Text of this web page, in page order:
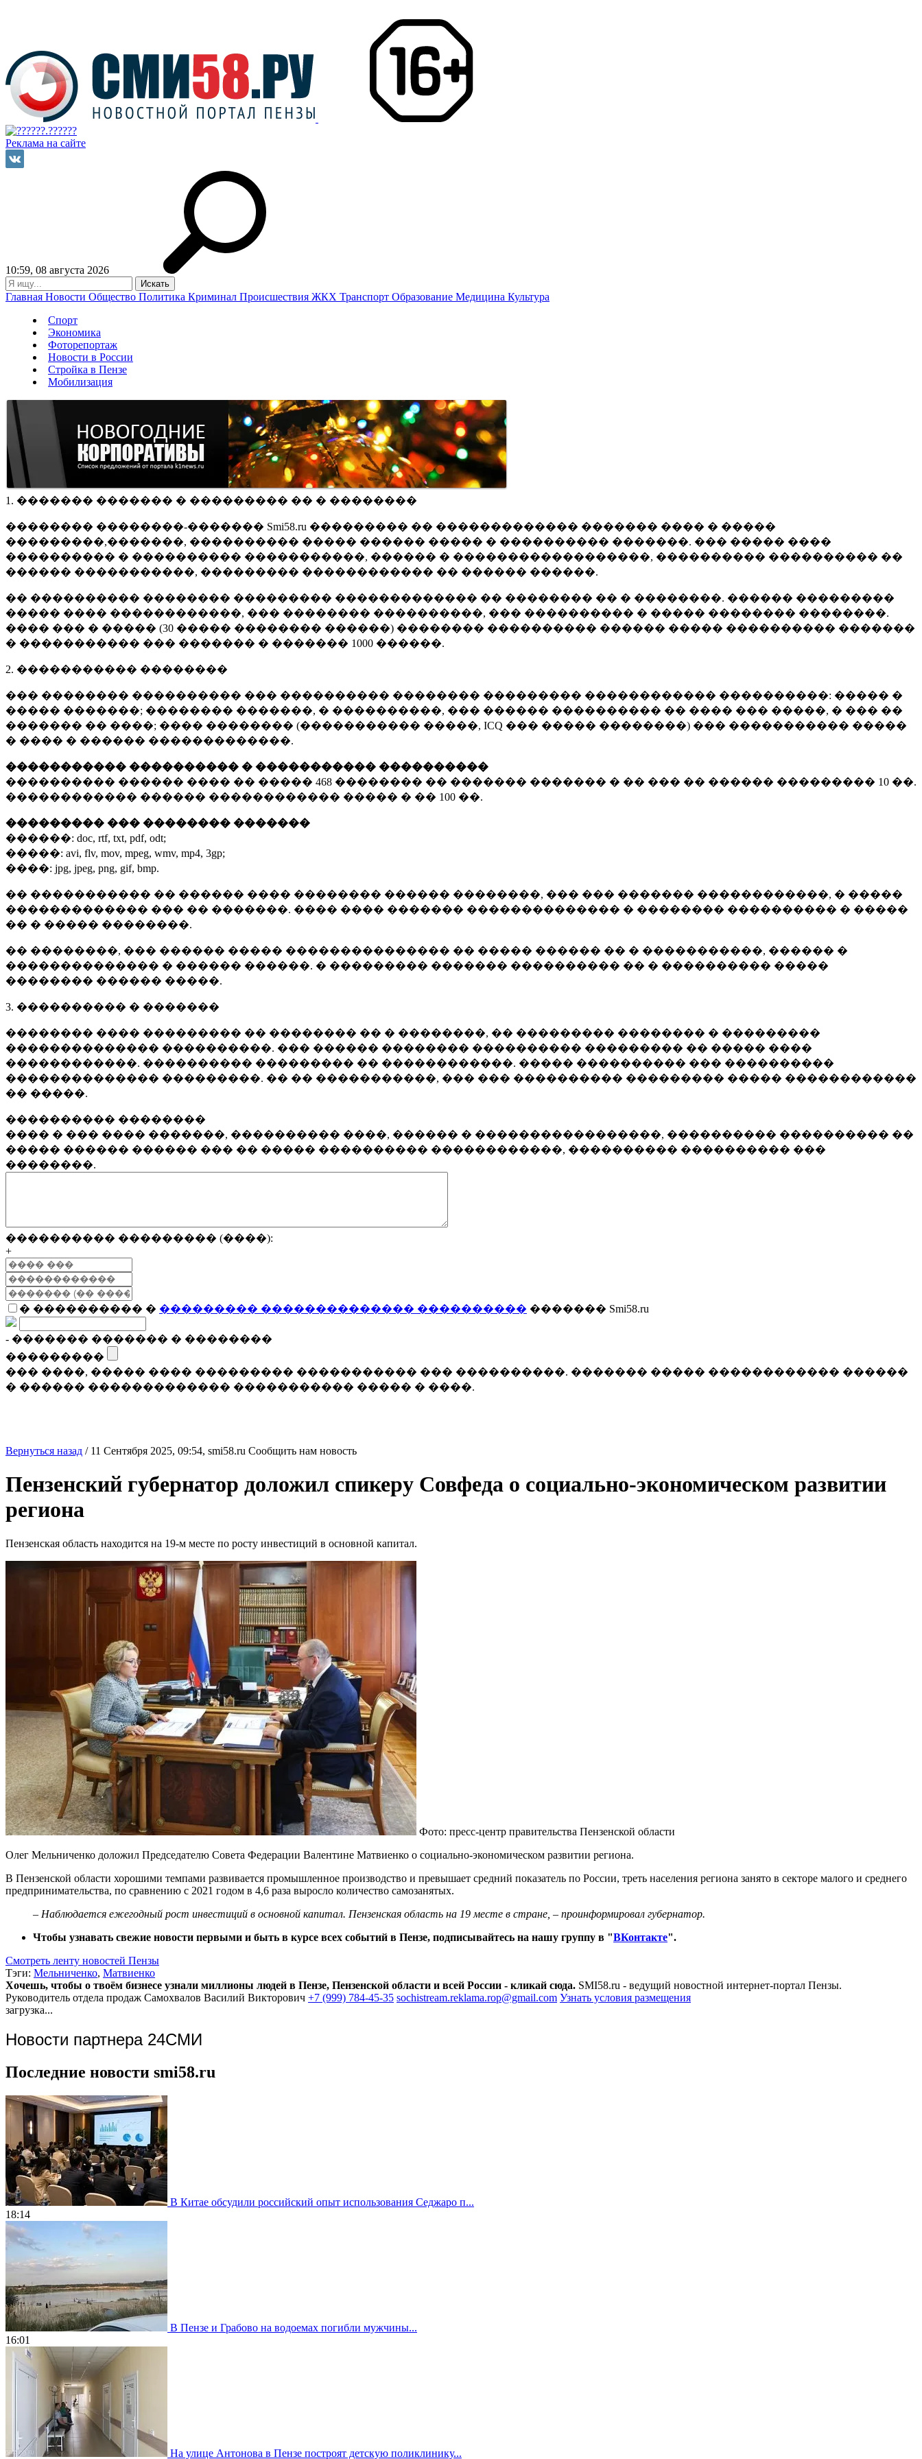
Реклама на сайте
10:59, 08 августа 2026
Главная Новости Общество Политика Криминал Происшествия ЖКХ Транспорт Образование Медицина Культура
Спорт
Экономика
Фоторепортаж
Новости в России
Стройка в Пензе
Мобилизация
1. ������� ������� � ��������� �� � ��������
�������� ��������-������� Smi58.ru ��������� �� ������������� ������� ���� � �����
���������,�������, ���������� ����� ������ ����� � ���������� �������. ��� ����� ����
���������� � ���������� �����������, ������ � ������������������, ���������� ���������� ��
������ �����������, ��������� ������������ �� ������ ������.
�� ���������� �������� ��������� ������������� �� �������� �� � ��������. ������ ���������
����� ���� ������������, ��� �������� ����������, ��� ���������� � ����� �������� ��������.
���� ��� � ����� (30 ����� �������� ������) �������� ���������� ������ ����� ���������� �������
� ����������� ��� ������� � ������� 1000 ������.
2. ����������� ��������
��� �������� ���������� ��� ���������� �������� ��������� ������������ ����������: ����� �
����� �������; �������� �������, � ����������, ��� ������ ���������� �� ���� ��� �����, � ��� ��
������� �� ����; ���� �������� (����������� �����, ICQ ��� ����� ��������) ��� ����������� �����
� ���� � ������ �������������.
����������� ���������� � ����������� ����������
���������� ������ ���� �� ����� 468 �������� �� ������� ������� � �� ��� �� ������ ��������� 10 ��.
������������ ������ ������������ ����� � �� 100 ��.
��������� ��� �������� �������
������: doc, rtf, txt, pdf, odt;
�����: avi, flv, mov, mpeg, wmv, mp4, 3gp;
����: jpg, jpeg, png, gif, bmp.
�� ����������� �� ������ ���� �������� ������ ��������, ��� ��� ������� ������������, � �����
������������� ��� �� �������. ���� ���� ������� �������������� � �������� ���������� � �����
�� � ����� ��������.
�� ��������, ��� ������ ����� ��������������� �� ����� ������ �� � �����������, ������ �
�������������� � ������ ������. � ��������� ������� ���������� �� � ���������� �����
�������� ������ �����.
3. ���������� � �������
�������� ���� ��������� �� �������� �� � ��������, �� ��������� �������� � ���������
�������������� ����������. ��� ������ �������� ���������� ��������� �� ����� ����
������������. ���������� ��������� �� ������������. ����� ���������� ��� ����������
�������������� ���������. �� �� �����������, ��� ��� ���������� ��������� ����� ������������
�� �����.
���������� ��������
���� � ��� ���� �������, ���������� ����, ������ � �����������������, ���������� ���������� ��
����� ������ ������ ��� �� ����� ���������� ������������, ���������� ���������� ���
��������.
���������� ��������� (����):
+
� ���������� � ��������� �������������� ���������� ������� Smi58.ru
- ������� ������� � ��������
���������
��� ����, ����� ���� ��������� ����������� ��� ����������. ������� ����� ������������ ������
� ������ ������������� ����������� ����� � ����.
Вернуться назад / 11 Сентября 2025, 09:54, smi58.ru Сообщить нам новость
Пензенский губернатор доложил спикеру Совфеда о социально-экономическом развитии
региона
Пензенская область находится на 19-м месте по росту инвестиций в основной капитал.
Фото: пресс-центр правительства Пензенской области
Олег Мельниченко доложил Председателю Совета Федерации Валентине Матвиенко о социально-экономическом развитии региона.
В Пензенской области хорошими темпами развивается промышленное производство и превышает средний показатель по России, треть населения региона занято в секторе малого и среднего
предпринимательства, по сравнению с 2021 годом в 4,6 раза выросло количество самозанятых.
– Наблюдается ежегодный рост инвестиций в основной капитал. Пензенская область на 19 месте в стране, – проинформировал губернатор.
Чтобы узнавать свежие новости первыми и быть в курсе всех событий в Пензе, подписывайтесь на нашу группу в "ВКонтакте".
Смотреть ленту новостей Пензы
Тэги: Мельниченко, Матвиенко
Хочешь, чтобы о твоём бизнесе узнали миллионы людей в Пензе, Пензенской области и всей России - кликай сюда. SMI58.ru - ведущий новостной интернет-портал Пензы.
Руководитель отдела продаж Самохвалов Василий Викторович +7 (999) 784-45-35 sochistream.reklama.rop@gmail.com Узнать условия размещения
загрузка...
Новости партнера 24СМИ
Последние новости smi58.ru
В Китае обсудили российский опыт использования Седжаро п...
18:14
В Пензе и Грабово на водоемах погибли мужчины...
16:01
На улице Антонова в Пензе построят детскую поликлинику...